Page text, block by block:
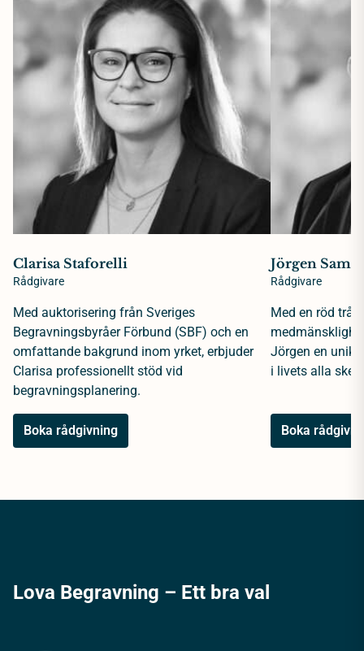
Clarisa Staforelli
Rådgivare
Med auktorisering från Sveriges
Begravningsbyråer Förbund (SBF) och en
omfattande bakgrund inom yrket, erbjuder
Clarisa professionellt stöd vid
begravningsplanering.
Boka rådgivning
Jörgen
Rådgivare
Med en röd
Jörgen en unik
i livets alla
Boka
Lova Begravning – Ett bra val